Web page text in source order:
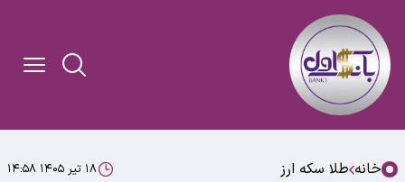
خانه طلا سکه ارز ۱۸ تیر ۱۴۰۵ ۱۴:۵۸